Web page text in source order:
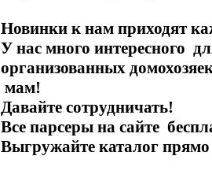
Новинки к нам приходят
У нас много интересного
организованных
мам!
Давайте сотрудничать!
Все парсеры на сайте
Выгружайте каталог